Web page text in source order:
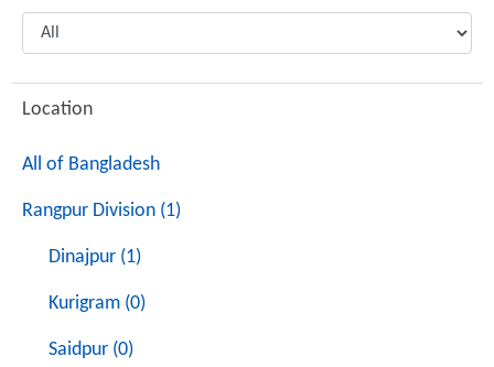
Location
All of Bangladesh
Rangpur Division (1)
Dinajpur (1)
Kurigram (0)
Saidpur (0)